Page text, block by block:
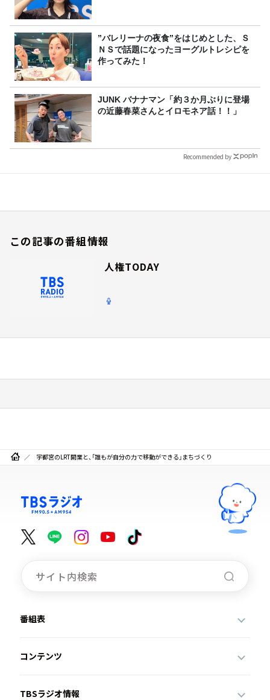
”バレリーナの夜食”をはじめとした、Ｓ
ＮＳで話題になったヨーグルトレシピを
作ってみた！
JUNK バナナマン「約３か月ぶりに登場
の近藤春菜さんとイロモネア話！！」
Recommended by
この記事の番組情報
人権TODAY
宇都宮のLRT開業と、「誰もが自分の力で移動ができる」まちづくり
番組表
コンテンツ
TBSラジオ情報